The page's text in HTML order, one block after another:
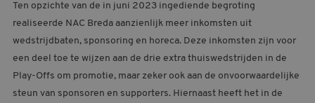
Ten opzichte van de in juni 2023 ingediende begroting
realiseerde NAC Breda aanzienlijk meer inkomsten uit
wedstrijdbaten, sponsoring en horeca. Deze inkomsten zijn voor
een deel toe te wijzen aan de drie extra thuiswedstrijden in de
Play-Offs om promotie, maar zeker ook aan de onvoorwaardelijke
steun van sponsoren en supporters. Hiernaast heeft het in de